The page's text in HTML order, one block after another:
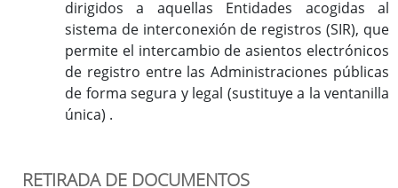
dirigidos a aquellas Entidades acogidas al
sistema de interconexión de registros (SIR), que
permite el intercambio de asientos electrónicos
de registro entre las Administraciones públicas
de forma segura y legal (sustituye a la ventanilla
única) .
RETIRADA DE DOCUMENTOS